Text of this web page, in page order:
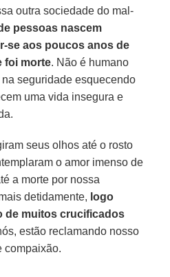
outra sociedade do mal-
pessoas nascem
se aos poucos anos de
foi morte. Não é humano
seguridade esquecendo
uma vida insegura e
seus olhos até o rosto
o amor imenso de
a morte por nossa
detidamente, logo
de muitos crucificados
estão reclamando nosso
compaixão.